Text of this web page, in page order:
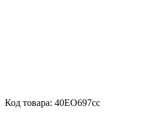
Код товара: 40EO697cc